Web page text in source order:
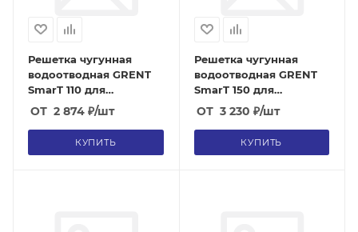
Решетка чугунная
водоотводная GRENT
SmarT 110 для
бетонных лотков
(класс E600)
ОТ 2 874 ₽/шт
КУПИТЬ
Решетка чугунная
водоотводная GRENT
SmarT 150 для
бетонных лотков
(класс E600)
ОТ 3 230 ₽/шт
КУПИТЬ